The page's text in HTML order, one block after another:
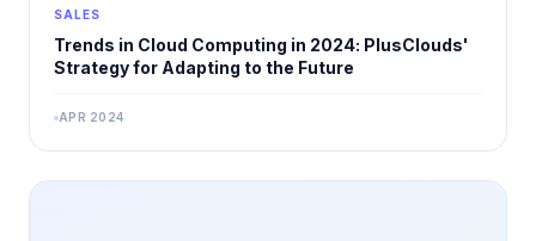
SALES
Trends in Cloud Computing in 2024: PlusClouds'
Strategy for Adapting to the Future
APR 2024